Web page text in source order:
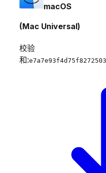
macOS
(Mac Universal)
校验
和: